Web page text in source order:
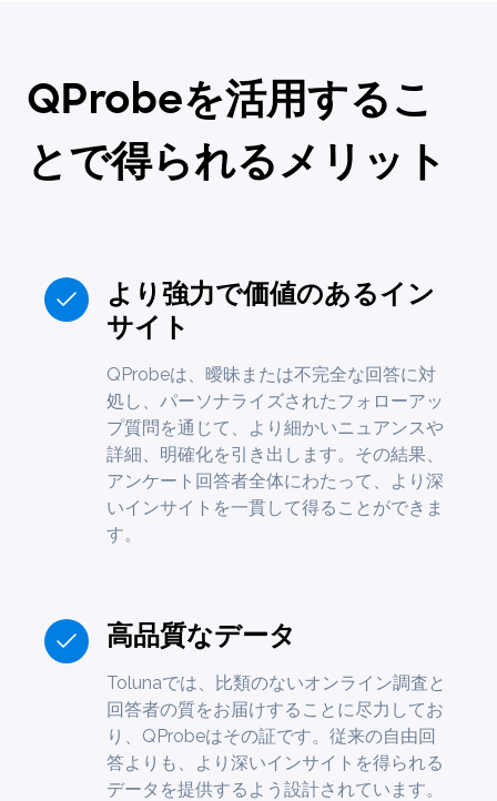
QProbeを活用するこ
とで得られるメリット
より強力で価値のあるイン
サイト
QProbeは、曖昧または不完全な回答に対
処し、パーソナライズされたフォローアッ
プ質問を通じて、より細かいニュアンスや
詳細、明確化を引き出します。その結果、
アンケート回答者全体にわたって、より深
いインサイトを一貫して得ることができま
す。
高品質なデータ
Tolunaでは、比類のないオンライン調査と
回答者の質をお届けすることに尽力してお
り、QProbeはその証です。従来の自由回
答よりも、より深いインサイトを得られる
データを提供するよう設計されています。